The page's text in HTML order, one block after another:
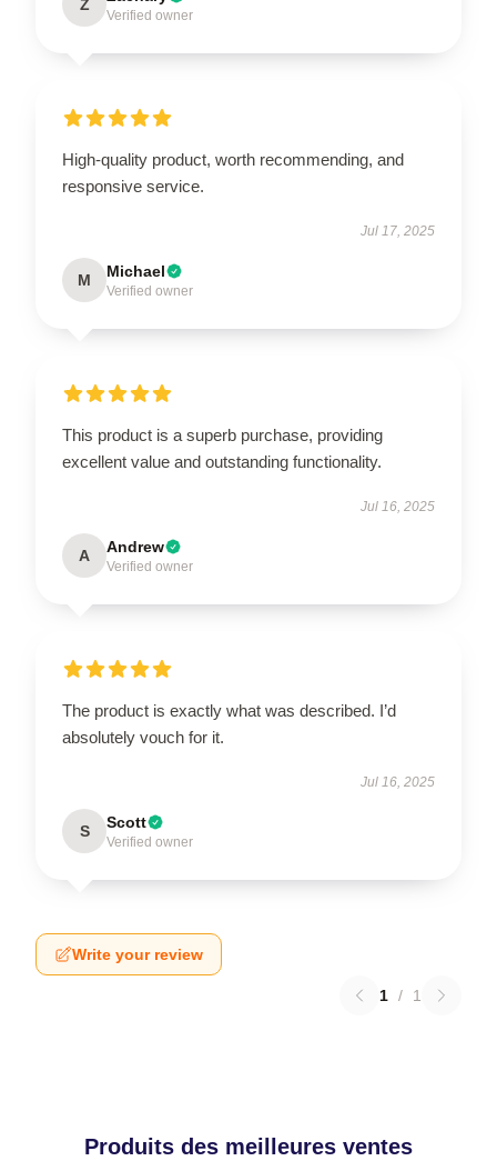
Z
Verified owner
High-quality product, worth recommending, and
responsive service.
Jul 17, 2025
M Michael
Verified owner
This product is a superb purchase, providing
excellent value and outstanding functionality.
Jul 16, 2025
A Andrew
Verified owner
The product is exactly what was described. I’d
absolutely vouch for it.
Jul 16, 2025
S Scott
Verified owner
Write your review
1 / 1
Produits des meilleures ventes